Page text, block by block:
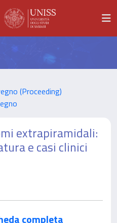
(Proceeding)
extrapiramidali:
e casi clinici
completa